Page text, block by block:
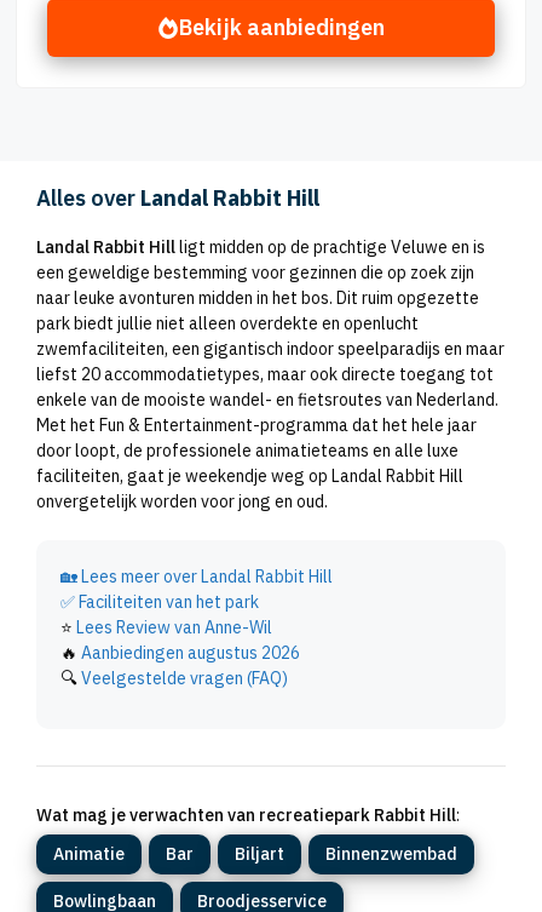
Bekijk aanbiedingen
Alles over Landal Rabbit Hill
Landal Rabbit Hillligt midden op de prachtige Veluwe en is
een geweldige bestemming voor gezinnen die op zoek zijn
naar leuke avonturen midden in het bos. Dit ruim opgezette
park biedt jullie niet alleen overdekte en openlucht
zwemfaciliteiten, een gigantisch indoor speelparadijs en maar
liefst 20 accommodatietypes, maar ook directe toegang tot
enkele van de mooiste wandel- en fietsroutes van Nederland.
Met het Fun & Entertainment-programma dat het hele jaar
door loopt, de professionele animatieteams en alle luxe
faciliteiten, gaat je weekendje weg op Landal Rabbit Hill
onvergetelijk worden voor jong en oud.
🏡Lees meer over Landal Rabbit Hill
✅Faciliteiten van het park
⭐ Lees Review van Anne-Wil
🔥 Aanbiedingen augustus 2026
🔍Veelgestelde vragen (FAQ)
Wat mag je verwachten van recreatiepark Rabbit Hill:
Animatie
Bar Biljart Binnenzwembad
Bowlingbaan Broodjesservice